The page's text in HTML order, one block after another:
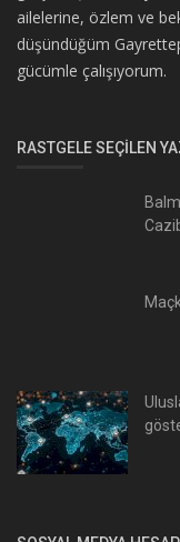
ailelerine, özlem ve
düşündüğüm
gücümle çalışıyorum.
RASTGELE SEÇILEN